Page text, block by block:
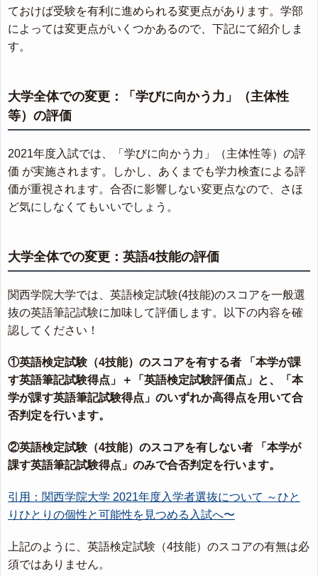
ておけば受験を有利に進められる変更点があります。学部
によっては変更点がいくつかあるので、下記にて紹介しま
す。
大学全体での変更：「学びに向かう力」（主体性
等）の評価
2021年度入試では、「学びに向かう力」（主体性等）の評
価 が実施されます。しかし、あくまでも学力検査による評
価が重視されます。合否に影響しない変更点なので、さほ
ど気にしなくてもいいでしょう。
大学全体での変更：英語4技能の評価
関西学院大学では、英語検定試験(4技能)のスコアを一般選
抜の英語筆記試験に加味して評価します。以下の内容を確
認してください！
①英語検定試験（4技能）のスコアを有する者 「本学が課
す英語筆記試験得点」＋「英語検定試験評価点」と、「本
学が課す英語筆記試験得点」のいずれか高得点を用いて合
否判定を行います。
②英語検定試験（4技能）のスコアを有しない者 「本学が
課す英語筆記試験得点」のみで合否判定を行います。
引用：関西学院大学 2021年度入学者選抜について ～ひと
りひとりの個性と可能性を見つめる入試へ〜
上記のように、英語検定試験（4技能）のスコアの有無は必
須ではありません。